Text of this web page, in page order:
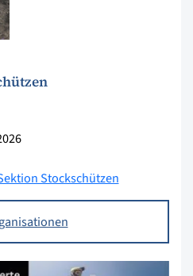
Stockschützen